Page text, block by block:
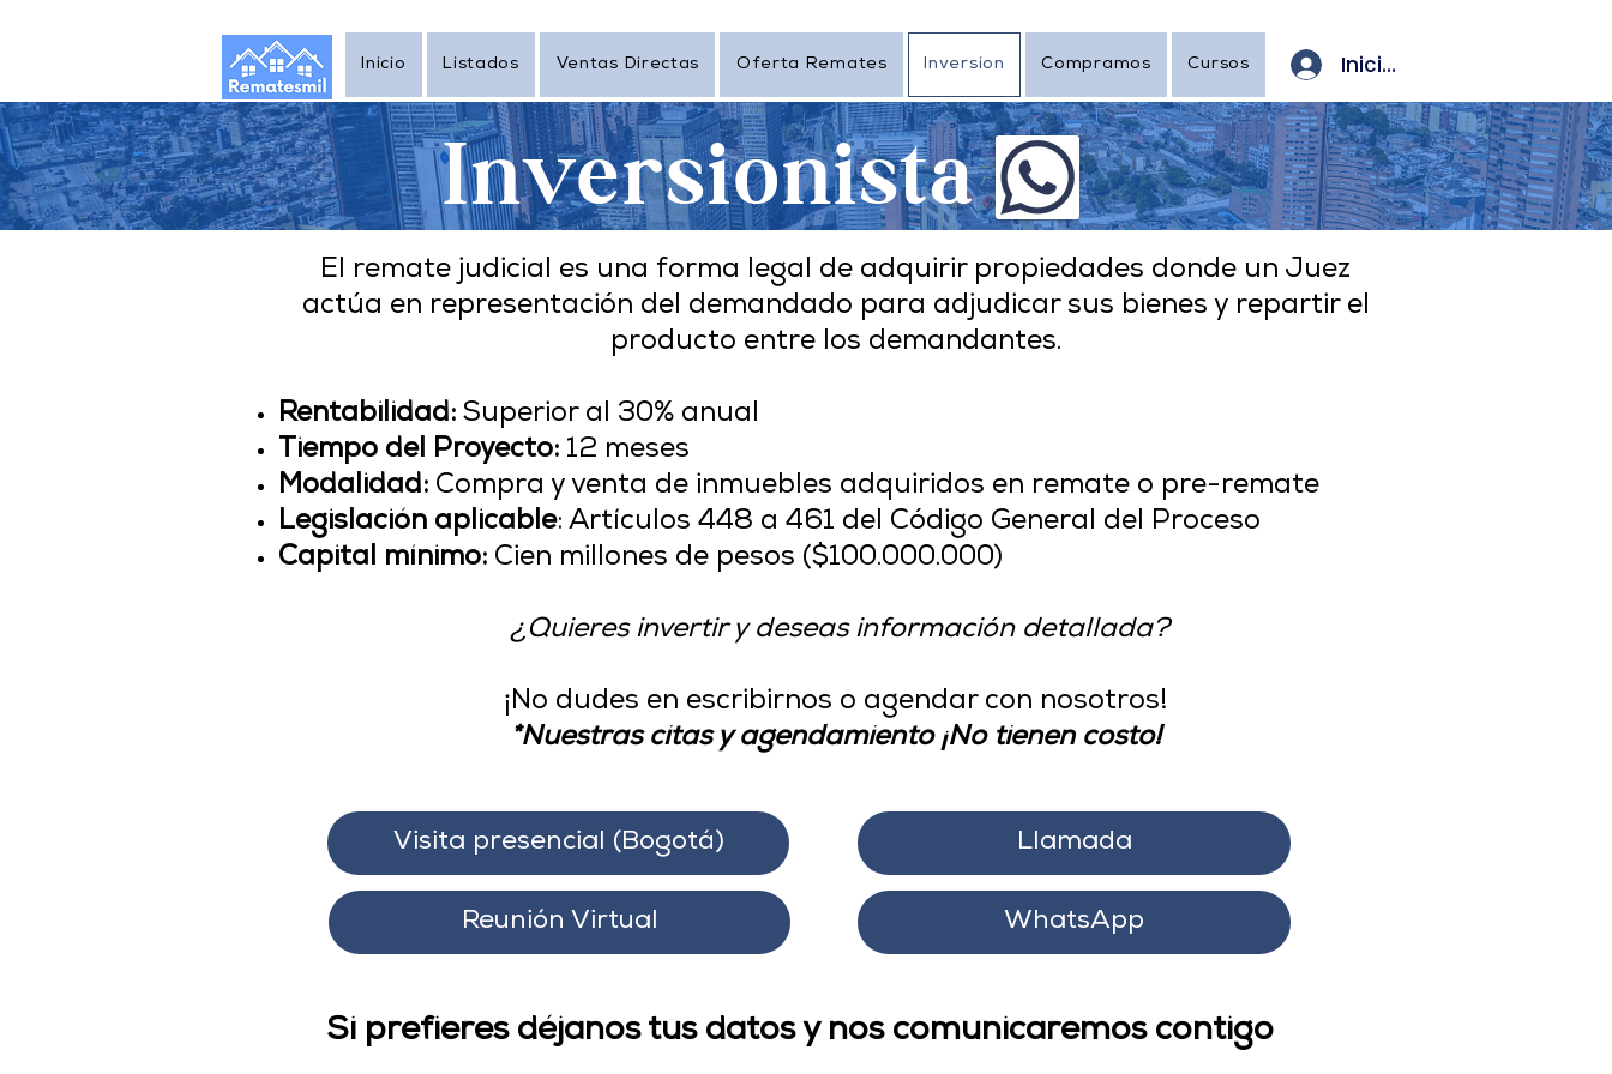
Inicio Listados Ventas Directas Oferta Remates Inversion Compramos Cursos Iniciar sesión
Inversionista
El remate judicial es una forma legal de adquirir propiedades donde un Juez
actúa en representación del demandado para adjudicar sus bienes y repartir el
producto entre los demandantes.
Rentabilidad: Superior al 30% anual
Tiempo del Proyecto: 12 meses
Modalidad: Compra y venta de inmuebles adquiridos en remate o pre-remate
Legislación aplicable: Artículos 448 a 461 del Código General del Proceso
Capital mínimo: Cien millones de pesos ($100.000.000)
¿Quieres invertir y deseas información detallada?
¡No dudes en escribirnos o agendar con nosotros!
*Nuestras citas y agendamiento ¡No tienen costo!
Visita presencial (Bogotá)
Reunión Virtual
Llamada
WhatsApp
Si prefieres déjanos tus datos y nos comunicaremos contigo